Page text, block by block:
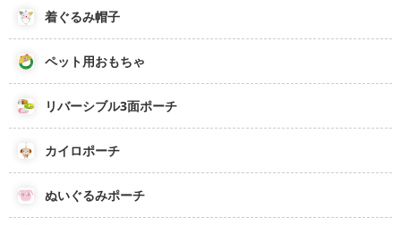
着ぐるみ帽子
ペット用おもちゃ
リバーシブル3面ポーチ
カイロポーチ
ぬいぐるみポーチ